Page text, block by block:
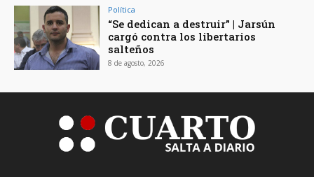
Política
“Se dedican a destruir” | Jarsún
cargó contra los libertarios
salteños
8 de agosto, 2026